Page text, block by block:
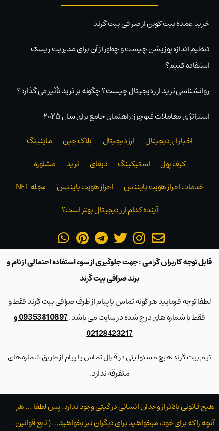
خرید عمده بیت کوین از صرافی بیت گرند
تنظیم اندازه پوزیشن چیست و چطور از آن برای مدیریت ریسک
استفاده کنیم؟
روانشناسی ترید ارز دیجیتال چیست؟ چگونه بر ترید تأثیر می گذارد؟
استراتژی معاملات فیوچرز: راهنمای جامع برای سال ۲۰۲۵
اخبار ارز دیجیتال
ارز دیجیتال بلاک‌ چین
ماینینگ
کیف پول
استیکینگ دیفای ترید
مشاوره
خدمات احراز هویت بایننس
احراز هویت بایننس
مجله NFT
آینده کدام ارز دیجیتال بهتر است؟
قابل توجه کاربران گرامی : جهت جلوگیری از سوء استفاده احتمالی از نام و
برند صرافی بیت گرند
لطفا توجه فرمایید هر گونه تماس یا پیام از طرف صرافی بیت گرند فقط و
فقط با شماره های درج شده در سایت می باشد.
09353810897 و
02128423217
تیم بیت گرند هیچ مسئولیتی در قبال تماس یا پیام از طریق شماره های
متفرقه ندارد.
هیچ قانونی بالاتر از وجدان انسانی در گیتی وجود ندارد. پس لطفا … هر
آنچه را که برای خود، میخواهید برای دیگران نیز بخواهید… ( تابع قوانین